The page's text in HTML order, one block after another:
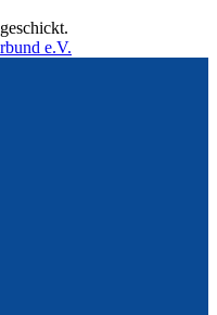
e.V.